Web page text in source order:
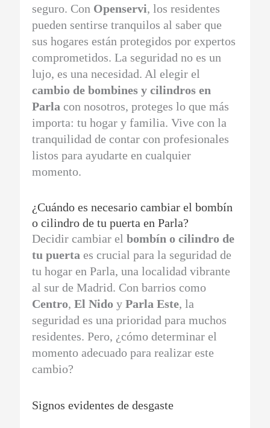
seguro. Con Openservi, los residentes
pueden sentirse tranquilos al saber que
sus hogares están protegidos por expertos
comprometidos. La seguridad no es un
lujo, es una necesidad. Al elegir el
cambio de bombines y cilindros en
Parla con nosotros, proteges lo que más
importa: tu hogar y familia. Vive con la
tranquilidad de contar con profesionales
listos para ayudarte en cualquier
momento.
¿Cuándo es necesario cambiar el bombín
o cilindro de tu puerta en Parla?
Decidir cambiar elbombín o cilindro de
tu puerta es crucial para la seguridad de
tu hogar en Parla, una localidad vibrante
al sur de Madrid. Con barrios como
Centro,El Nido yParla Este, la
seguridad es una prioridad para muchos
residentes. Pero, ¿cómo determinar el
momento adecuado para realizar este
cambio?
Signos evidentes de desgaste